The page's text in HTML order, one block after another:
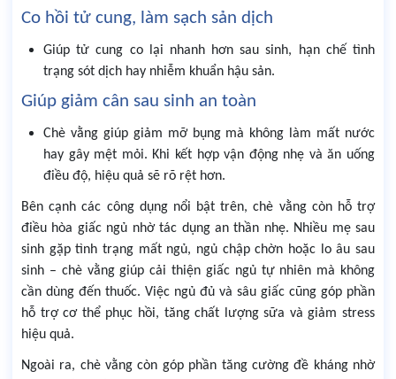
Co hồi tử cung, làm sạch sản dịch
Giúp tử cung co lại nhanh hơn sau sinh, hạn chế tình
trạng sót dịch hay nhiễm khuẩn hậu sản.
Giúp giảm cân sau sinh an toàn
Chè vằng giúp giảm mỡ bụng mà không làm mất nước
hay gây mệt mỏi. Khi kết hợp vận động nhẹ và ăn uống
điều độ, hiệu quả sẽ rõ rệt hơn.
Bên cạnh các công dụng nổi bật trên, chè vằng còn hỗ trợ
điều hòa giấc ngủ nhờ tác dụng an thần nhẹ. Nhiều mẹ sau
sinh gặp tình trạng mất ngủ, ngủ chập chờn hoặc lo âu sau
sinh – chè vằng giúp cải thiện giấc ngủ tự nhiên mà không
cần dùng đến thuốc. Việc ngủ đủ và sâu giấc cũng góp phần
hỗ trợ cơ thể phục hồi, tăng chất lượng sữa và giảm stress
hiệu quả.
Ngoài ra, chè vằng còn góp phần tăng cường đề kháng nhờ